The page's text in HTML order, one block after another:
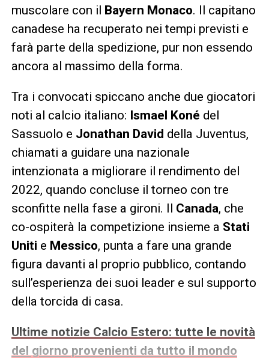
muscolare con il
Bayern Monaco. Il capitano
canadese ha recuperato nei tempi previsti e
farà parte della spedizione, pur non essendo
ancora al massimo della forma.
Tra i convocati spiccano anche due giocatori
noti al calcio italiano: Ismael Koné del
Sassuolo e Jonathan David della Juventus,
chiamati a guidare una nazionale
intenzionata a migliorare il rendimento del
2022, quando concluse il torneo con tre
sconfitte nella fase a gironi. Il Canada, che
co-ospiterà la competizione insieme a Stati
Uniti e Messico, punta a fare una grande
figura davanti al proprio pubblico, contando
sull’esperienza dei suoi leader e sul supporto
della torcida di casa.
Ultime notizie Calcio Estero: tutte le novità
del giorno provenienti da tutto il mondo